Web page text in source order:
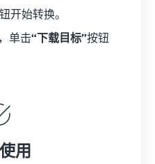
开始转换。
单击“下载目标”按钮
用